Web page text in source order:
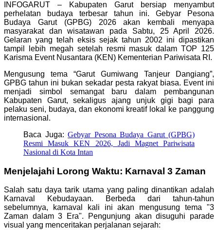
INFOGARUT – Kabupaten Garut bersiap menyambut
perhelatan budaya terbesar tahun ini. Gebyar Pesona
Budaya Garut (GPBG) 2026 akan kembali menyapa
masyarakat dan wisatawan pada Sabtu, 25 April 2026.
Gelaran yang telah eksis sejak tahun 2002 ini dipastikan
tampil lebih megah setelah resmi masuk dalam TOP 125
Karisma Event Nusantara (KEN) Kementerian Pariwisata RI.
Mengusung tema “Garut Gumiwang Tanjeur Dangiang”,
GPBG tahun ini bukan sekadar pesta rakyat biasa. Event ini
menjadi simbol semangat baru dalam pembangunan
Kabupaten Garut, sekaligus ajang unjuk gigi bagi para
pelaku seni, budaya, dan ekonomi kreatif lokal ke panggung
internasional.
Baca Juga: Gebyar Pesona Budaya Garut (GPBG)
Resmi Masuk KEN 2026, Jadi Magnet Pariwisata
Nasional di Kota Intan
Menjelajahi Lorong Waktu: Karnaval 3 Zaman
Salah satu daya tarik utama yang paling dinantikan adalah
Karnaval Kebudayaan. Berbeda dari tahun-tahun
sebelumnya, karnaval kali ini akan mengusung tema "3
Zaman dalam 3 Era". Pengunjung akan disuguhi parade
visual yang menceritakan perjalanan sejarah: